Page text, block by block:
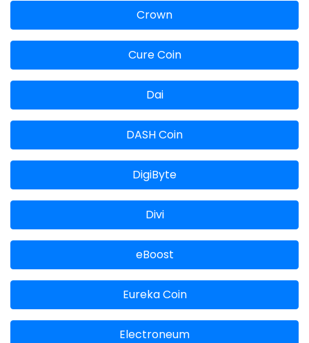
Crown
Cure Coin
Dai
DASH Coin
DigiByte
Divi
eBoost
Eureka Coin
Electroneum